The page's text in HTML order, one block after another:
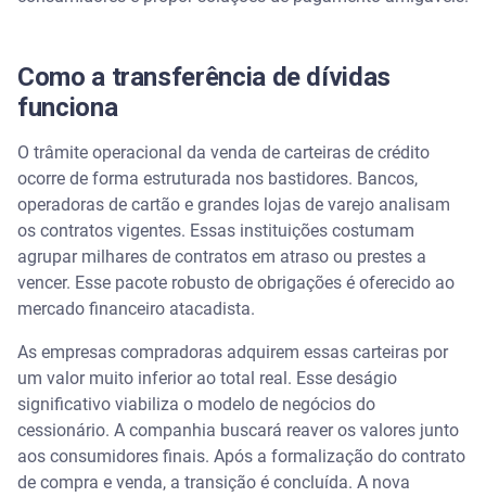
Como a transferência de dívidas
funciona
O trâmite operacional da venda de carteiras de crédito
ocorre de forma estruturada nos bastidores. Bancos,
operadoras de cartão e grandes lojas de varejo analisam
os contratos vigentes. Essas instituições costumam
agrupar milhares de contratos em atraso ou prestes a
vencer. Esse pacote robusto de obrigações é oferecido ao
mercado financeiro atacadista.
As empresas compradoras adquirem essas carteiras por
um valor muito inferior ao total real. Esse deságio
significativo viabiliza o modelo de negócios do
cessionário. A companhia buscará reaver os valores junto
aos consumidores finais. Após a formalização do contrato
de compra e venda, a transição é concluída. A nova